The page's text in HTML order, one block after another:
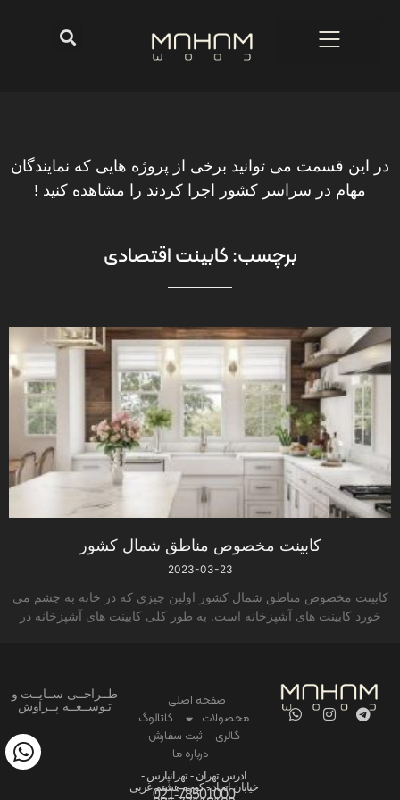
در این قسمت می توانید برخی از پروژه هایی که نمایندگان
مهام در سراسر کشور اجرا کردند را مشاهده کنید !
برچسب: کابینت اقتصادی
کابینت مخصوص مناطق شمال کشور
2023-03-23
کابینت مخصوص مناطق شمال کشور اولین چیزی که در خانه به چشم می
خورد کابینت های آشپزخانه است. به طور کلی کابینت­ های آشپزخانه در
صفحه اصلی
محصولات
کاتالوگ
گالری
ثبت سفارش
درباره ما
ادرس تهران - تهرانپارس -
خیابان اتحاد - کوچه هشتم غربی
021-78501000
طــراحــی ســایــت و
تـوســعــه پــراوش